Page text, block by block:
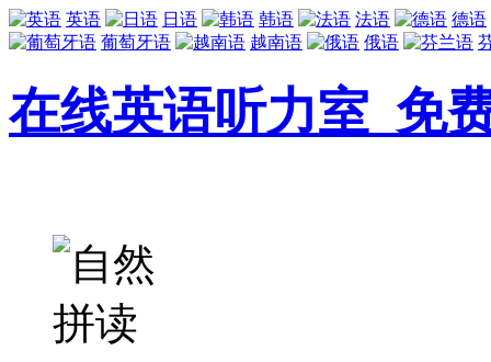
英语 日语 韩语 法语
德语
葡萄牙语
越南语 俄语
在线英语听力室_免